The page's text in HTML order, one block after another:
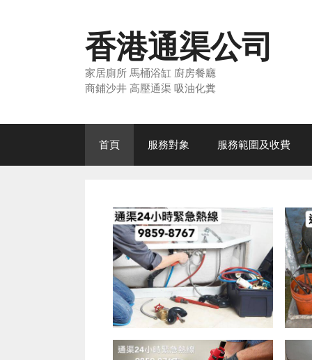
香港通渠公司
家居廁所 馬桶浴缸 廚房餐廳
商鋪沙井 高壓通渠 吸油化糞
首頁 服務對象 服務範圍及收費